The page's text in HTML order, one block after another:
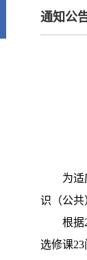
通知公
为
识（公共
根据
选修课